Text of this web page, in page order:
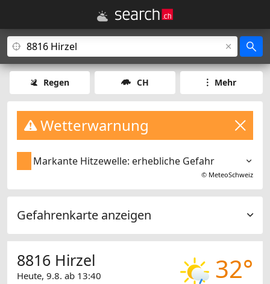
Regen CH Mehr
Wetterwarnung
Markante Hitzewelle: erhebliche Gefahr
© MeteoSchweiz
Gefahrenkarte anzeigen
32°
8816 Hirzel
Heute, 9.8. ab 13:40